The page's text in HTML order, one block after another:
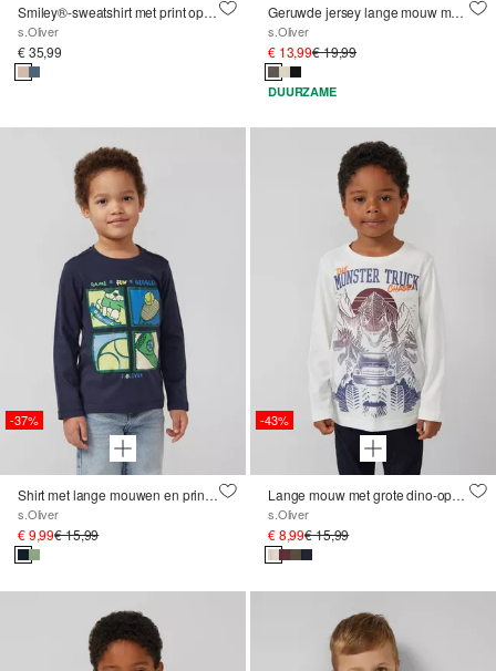
Smiley®-sweatshirt met print op de voorkant en op de mouwen
s.Oliver
€ 35,99
Geruwde jersey lange mouw met borstzak
s.Oliver
€ 13,99€ 19,99
DUURZAME
-37%
Shirt met lange mouwen en print op de voorkant
s.Oliver
€ 9,99€ 15,99
-43%
Lange mouw met grote dino-opdruk en geborduurde details
s.Oliver
€ 8,99€ 15,99